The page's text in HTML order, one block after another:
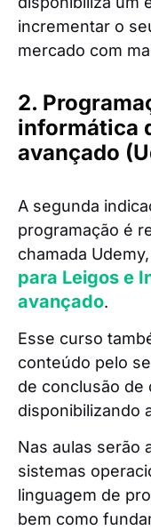
incrementar o
mercado com
2.
informática
avançado
A segunda
programação é
chamada
para Leigos e
avançado.
Esse curso
conteúdo pelo
de conclusão de
disponibilizando
Nas aulas serão
sistemas
linguagem de
bem como